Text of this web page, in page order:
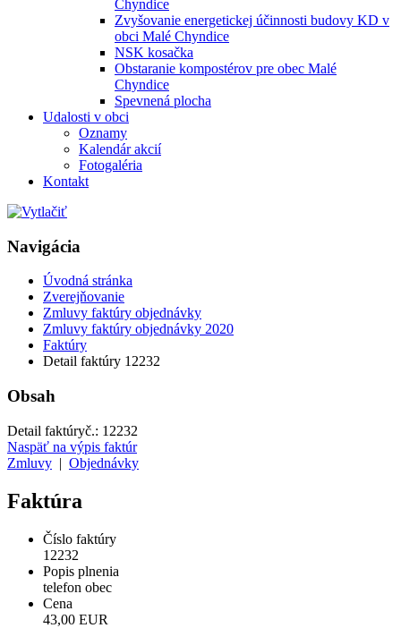
Chyndice
Zvyšovanie energetickej účinnosti budovy KD v
obci Malé Chyndice
NSK kosačka
Obstaranie kompostérov pre obec Malé
Chyndice
Spevnená plocha
Udalosti v obci
Oznamy
Kalendár akcií
Fotogaléria
Kontakt
Navigácia
Úvodná stránka
Zverejňovanie
Zmluvy faktúry objednávky
Zmluvy faktúry objednávky 2020
Faktúry
Detail faktúry 12232
Obsah
Detail faktúryč.: 12232
Naspäť na výpis faktúr
Zmluvy | Objednávky
Faktúra
Číslo faktúry
12232
Popis plnenia
telefon obec
Cena
43,00 EUR